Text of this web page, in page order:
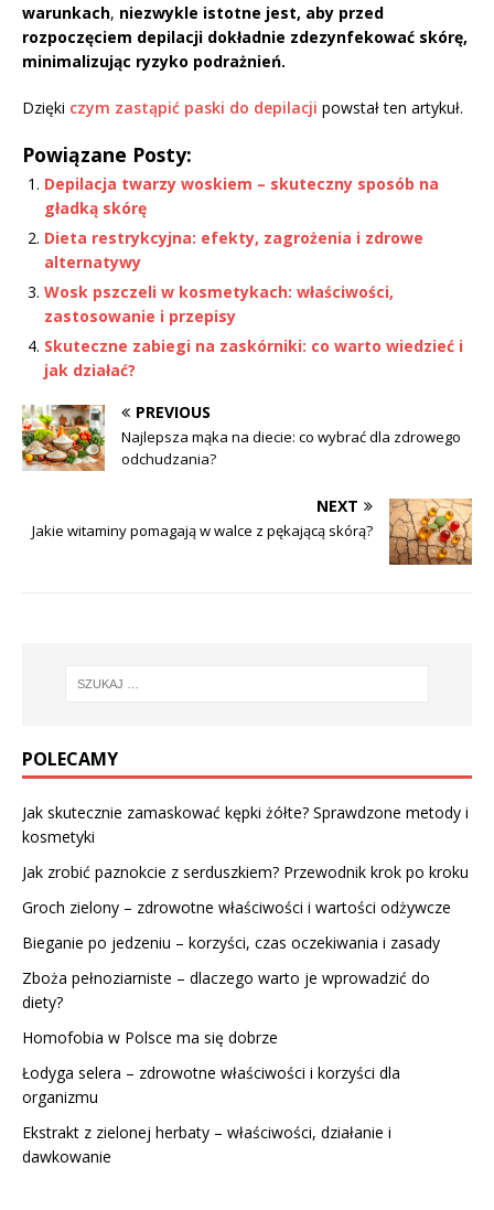
warunkach, niezwykle istotne jest, aby przed
rozpoczęciem depilacji dokładnie zdezynfekować skórę,
minimalizując ryzyko podrażnień.
Dzięki czym zastąpić paski do depilacji powstał ten artykuł.
Powiązane Posty:
Depilacja twarzy woskiem – skuteczny sposób na
gładką skórę
Dieta restrykcyjna: efekty, zagrożenia i zdrowe
alternatywy
Wosk pszczeli w kosmetykach: właściwości,
zastosowanie i przepisy
Skuteczne zabiegi na zaskórniki: co warto wiedzieć i
jak działać?
PREVIOUS
Najlepsza mąka na diecie: co wybrać dla zdrowego
odchudzania?
NEXT
Jakie witaminy pomagają w walce z pękającą skórą?
POLECAMY
Jak skutecznie zamaskować kępki żółte? Sprawdzone metody i
kosmetyki
Jak zrobić paznokcie z serduszkiem? Przewodnik krok po kroku
Groch zielony – zdrowotne właściwości i wartości odżywcze
Bieganie po jedzeniu – korzyści, czas oczekiwania i zasady
Zboża pełnoziarniste – dlaczego warto je wprowadzić do
diety?
Homofobia w Polsce ma się dobrze
Łodyga selera – zdrowotne właściwości i korzyści dla
organizmu
Ekstrakt z zielonej herbaty – właściwości, działanie i
dawkowanie